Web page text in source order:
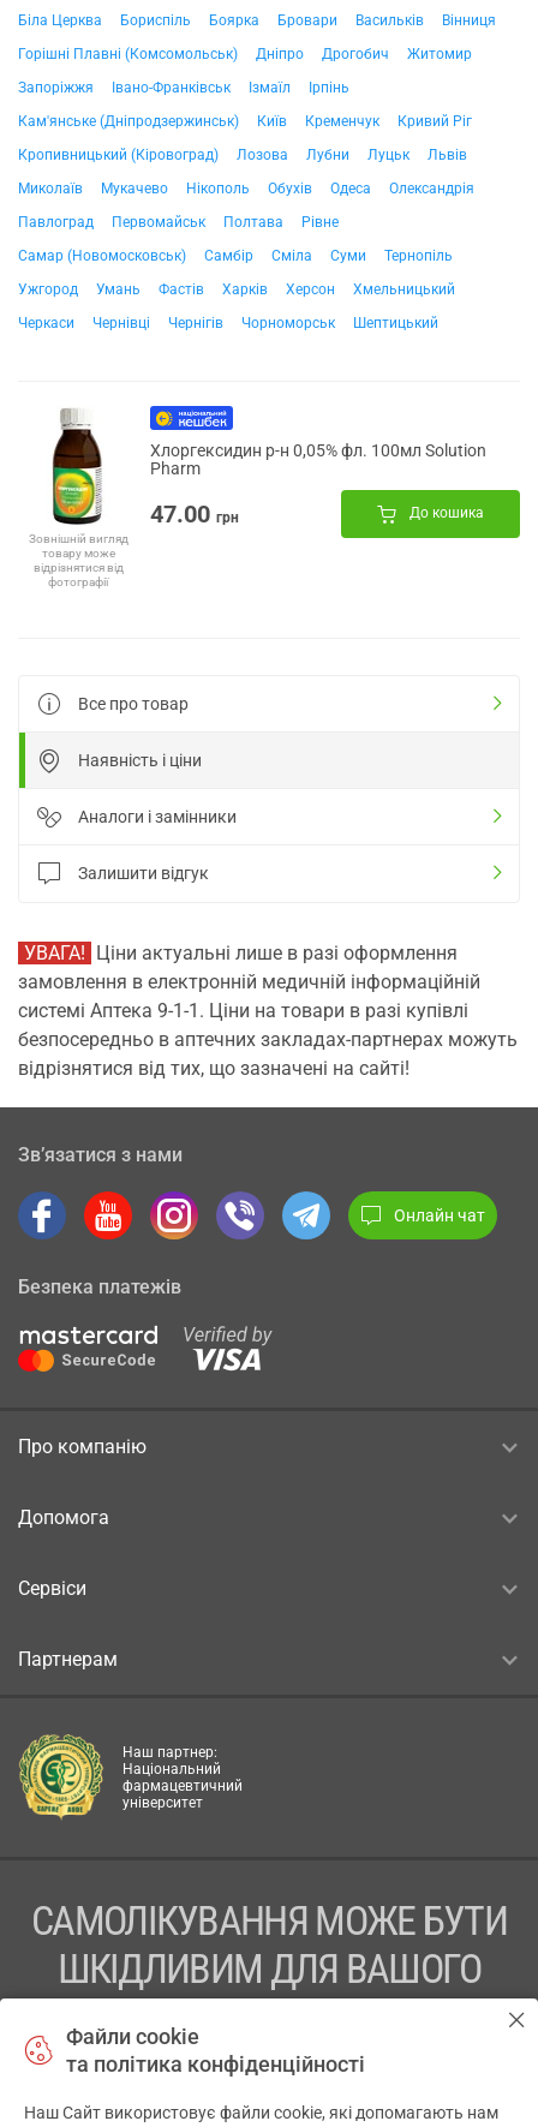
Біла Церква Бориспіль Боярка Бровари Васильків
Вінниця
Горішні Плавні (Комсомольськ)
Дніпро Дрогобич
Житомир
Запоріжжя
Івано-Франківськ Ізмаїл
Ірпінь
Кам'янське (Дніпродзержинськ)
Київ Кременчук
Кривий Ріг
Кропивницький (Кіровоград)
Лозова Лубни Луцьк
Львів
Миколаїв
Мукачево Нікополь Обухів Одеса
Олександрія
Павлоград
Первомайськ Полтава
Рівне
Самар (Новомосковськ)
Самбір Сміла Суми
Тернопіль
Ужгород
Умань Фастів Харків Херсон
Хмельницький
Черкаси
Чернівці Чернігів Чорноморськ Шептицький
Зовнішній вигляд
товару може
відрізнятися від
фотографії
Хлоргексидин р-н 0,05% фл. 100мл Solution
Pharm
47.00 грн До кошика
Все про товар
Наявність і ціни
Аналоги і замінники
Залишити відгук
УВАГА! Ціни актуальні лише в разі оформлення
замовлення в електронній медичній інформаційній
системі Аптека 9-1-1. Ціни на товари в разі купівлі
безпосередньо в аптечних закладах-партнерах можуть
відрізнятися від тих, що зазначені на сайті!
Зв’язатися з нами
Онлайн чат
Безпека платежів
Про компанію
Допомога
Сервіси
Партнерам
Наш партнер:
Національний
фармацевтичний
університет
САМОЛІКУВАННЯ МОЖЕ БУТИ
ШКІДЛИВИМ ДЛЯ ВАШОГО
ПЕРЕД ЗАСТОСУВАННЯМ ПРЕПАРАТУ ПРОКОНСУЛЬТУЙТЕСЬ
Файли cookie
та політика конфіденційності
Наш Сайт використовує файли cookie, які допомагають нам